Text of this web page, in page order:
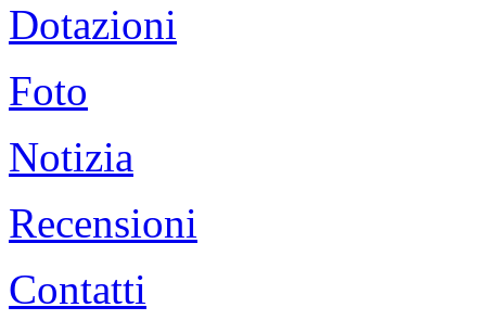
Dotazioni
Foto
Notizia
Recensioni
Contatti